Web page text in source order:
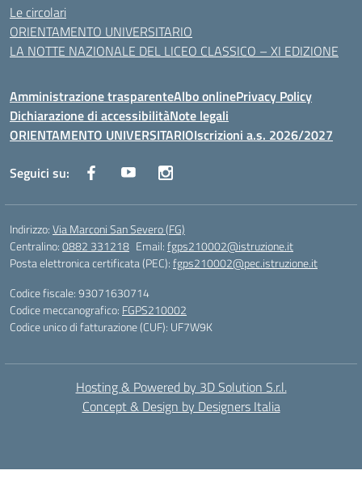
Le circolari
ORIENTAMENTO UNIVERSITARIO
LA NOTTE NAZIONALE DEL LICEO CLASSICO – XI EDIZIONE
Amministrazione trasparenteAlbo onlinePrivacy Policy
Dichiarazione di accessibilitàNote legali
ORIENTAMENTO UNIVERSITARIOIscrizioni a.s. 2026/2027
Seguici su:
Indirizzo:Via Marconi San Severo (FG)
Centralino:0882 331218 Email:fgps210002@istruzione.it
Posta elettronica certificata (PEC):fgps210002@pec.istruzione.it
Codice fiscale: 93071630714
Codice meccanografico: FGPS210002
Codice unico di fatturazione (CUF): UF7W9K
Hosting & Powered by 3D Solution S.r.l.
Concept & Design by Designers Italia